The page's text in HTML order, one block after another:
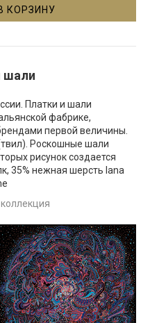
шали
Платки и шали
фабрике,
первой величины.
Роскошные шали
рисунок создается
35% нежная шерсть lana